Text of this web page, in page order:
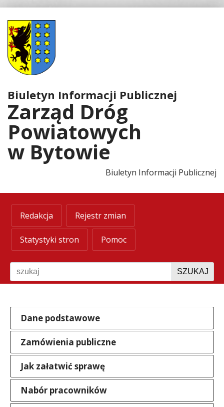
Biuletyn
Informacji
Publicznej
Zarząd
Dróg
Powiatowych
w
Bytowie
Biuletyn Informacji Publicznej
Zarząd Dróg
Powiatowych
w Bytowie
Biuletyn Informacji Publicznej
Redakcja Rejestr zmian
Statystyki stron Pomoc
Szukaj SZUKAJ
Dane podstawowe
Zamówienia publiczne
Jak załatwić sprawę
Nabór pracowników